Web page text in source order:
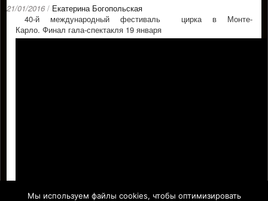
21/01/2016 / Екатерина Богопольская
40-й международный фестиваль цирка в Монте-
Карло. Финал гала-спектакля 19 января
Мы используем файлы cookies, чтобы оптимизировать